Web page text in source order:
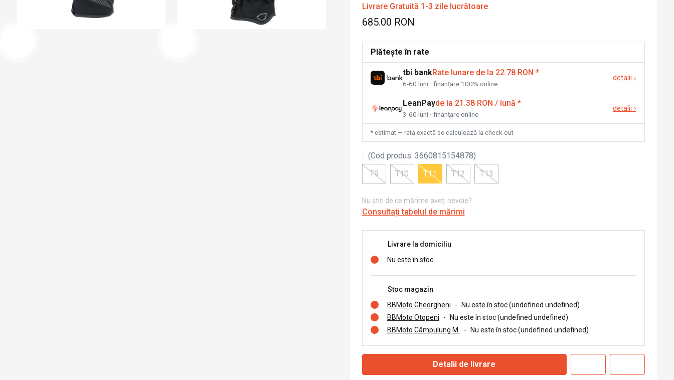
Livrare Gratuită 1-3 zile lucrătoare
685.00 RON
Plătește în rate
tbi bankRate lunare de la 22.78 RON *
6-60 luni · finanțare 100% online
detalii ›
LeanPayde la 21.38 RON / lună *
3-60 luni · finanțare online
detalii ›
* estimat — rata exactă se calculează la check-out
: (Cod produs: 3660815154878)
T9
T10 T11 T12 T13
Nu știți de ce mărime aveți nevoie?
Consultați tabelul de mărimi
Livrare la domiciliu
Nu este în stoc
Stoc magazin
BBMoto Gheorgheni
-
Nu este în stoc (undefined undefined)
BBMoto Otopeni
-
Nu este în stoc (undefined undefined)
BBMoto Câmpulung M.
- Nu este în stoc (undefined undefined)
Detalii de livrare